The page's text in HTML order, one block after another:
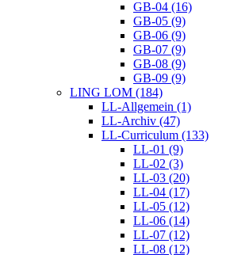
GB-04 (16)
GB-05 (9)
GB-06 (9)
GB-07 (9)
GB-08 (9)
GB-09 (9)
LING LOM (184)
LL-Allgemein (1)
LL-Archiv (47)
LL-Curriculum (133)
LL-01 (9)
LL-02 (3)
LL-03 (20)
LL-04 (17)
LL-05 (12)
LL-06 (14)
LL-07 (12)
LL-08 (12)